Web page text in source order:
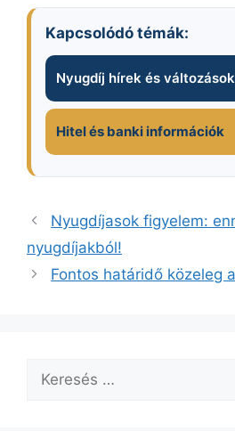
Kapcsolódó témák:
Nyugdíj hírek és változások
Hitel és banki információk
Nyugdíjasok figyelem:
nyugdíjakból!
Fontos határidő közeleg
Keresés: